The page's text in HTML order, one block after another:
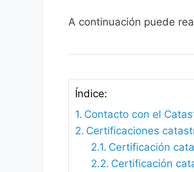
A continuación puede
Índice:
Contacto con el
Certificaciones
Certificación
Certificación